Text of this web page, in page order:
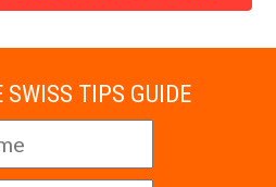
SWISS TIPS GUIDE